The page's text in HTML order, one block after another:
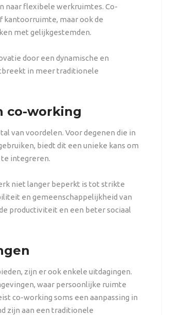
naar flexibele werkruimtes. Co-
kantoorruimte, maar ook de
met gelijkgestemden.
door een dynamische en
in meer traditionele
co-working
van voordelen. Voor degenen die in
biedt dit een unieke kans om
integreren.
niet langer beperkt is tot strikte
en gemeenschappelijkheid van
productiviteit en een beter sociaal
zijn er ook enkele uitdagingen.
waar persoonlijke ruimte
co-working soms een aanpassing in
zijn aan een traditionele